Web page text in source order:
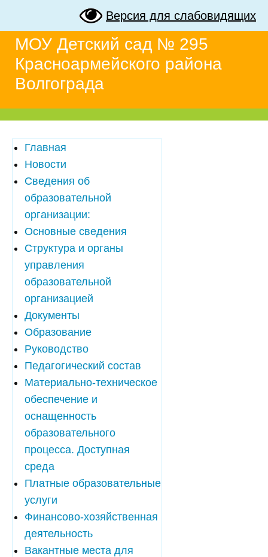
Версия для слабовидящих
МОУ Детский сад № 295
Красноармейского района
Волгограда
Главная
Новости
Сведения об
образовательной
организации:
Основные сведения
Структура и органы
управления
образовательной
организацией
Документы
Образование
Руководство
Педагогический состав
Материально-техническое
обеспечение и
оснащенность
образовательного
процесса. Доступная
среда
Платные образовательные
услуги
Финансово-хозяйственная
деятельность
Вакантные места для